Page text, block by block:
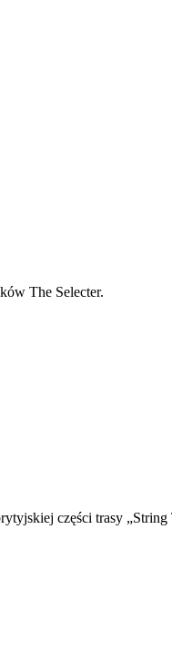
The Selecter.
części trasy